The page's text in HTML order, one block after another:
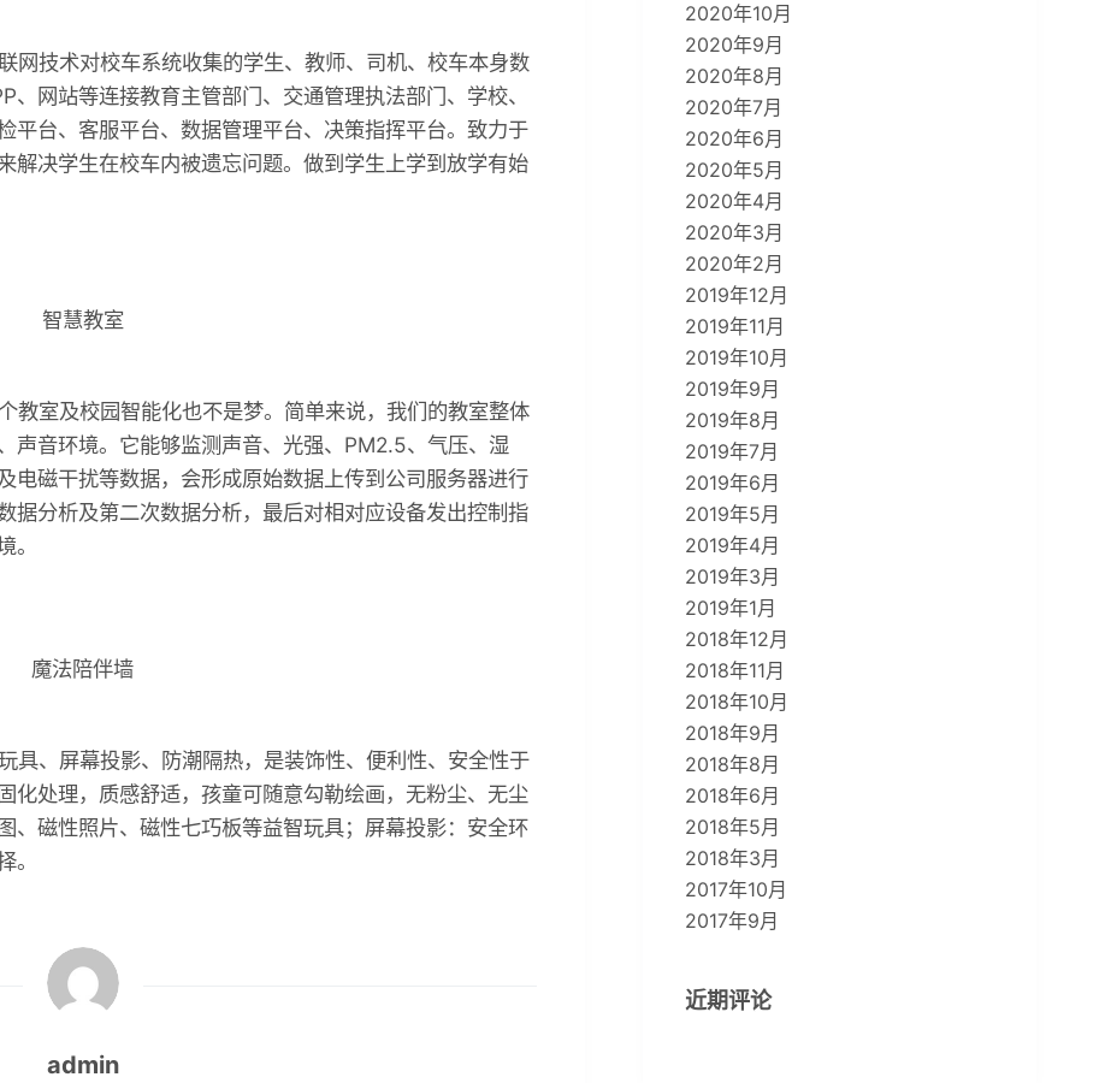
技术对校车系统收集的学生、教师、司机、校车本身数
网站等连接教育主管部门、交通管理执法部门、学校、
平台、客服平台、数据管理平台、决策指挥平台。致力于
解决学生在校车内被遗忘问题。做到学生上学到放学有始
智慧教室
室及校园智能化也不是梦。简单来说，我们的教室整体
声音环境。它能够监测声音、光强、PM2.5、气压、湿
电磁干扰等数据，会形成原始数据上传到公司服务器进行
据分析及第二次数据分析，最后对相对应设备发出控制指
。
魔法陪伴墙
、屏幕投影、防潮隔热，是装饰性、便利性、安全性于
化处理，质感舒适，孩童可随意勾勒绘画，无粉尘、无尘
、磁性照片、磁性七巧板等益智玩具；屏幕投影：安全环
。
admin
2020年10月
2020年9月
2020年8月
2020年7月
2020年6月
2020年5月
2020年4月
2020年3月
2020年2月
2019年12月
2019年11月
2019年10月
2019年9月
2019年8月
2019年7月
2019年6月
2019年5月
2019年4月
2019年3月
2019年1月
2018年12月
2018年11月
2018年10月
2018年9月
2018年8月
2018年6月
2018年5月
2018年3月
2017年10月
2017年9月
近期评论